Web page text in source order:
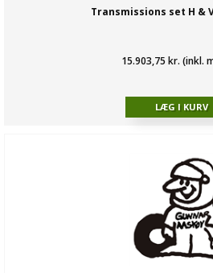
Transmissions set H &
15.903,75 kr. (inkl.